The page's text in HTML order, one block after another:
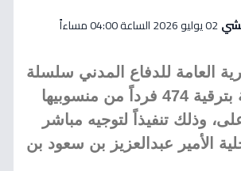
02 يوليو 2026 الساعة 04:00 مساءاً
العامة للدفاع المدني سلسلة
قرارات إدارية بترقية 474 فرداً من منسوبيها
وذلك تنفيذاً لتوجيه مباشر
الأمير عبدالعزيز بن سعود بن